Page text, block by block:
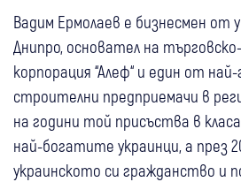
Вадим Ермолаев е бизнесмен от
Днипро, основател на
корпорация “Алеф“ и един от
строителни предприемачи в
на години той присъства в
най-богатите украинци, а през
украинското си гражданство и